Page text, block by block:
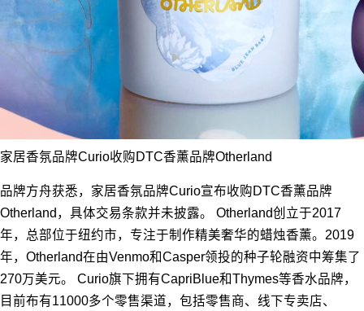
家居香氛品牌Curio收购DTC香薰品牌Otherland
品牌方舟获悉，家居香氛品牌Curio宣布收购DTC香薰品牌
Otherland，具体交易条款并未披露。 Otherland创立于2017
年，总部位于纽约市，专注于制作精美奢华的蜡烛香薰。2019
年，Otherland在由Venmo和Casper领投的种子轮融资中筹集了
270万美元。 Curio旗下拥有CapriBlue和Thymes等香水品牌，
目前布有11000多个零售渠道，包括零售商、线下专卖店、